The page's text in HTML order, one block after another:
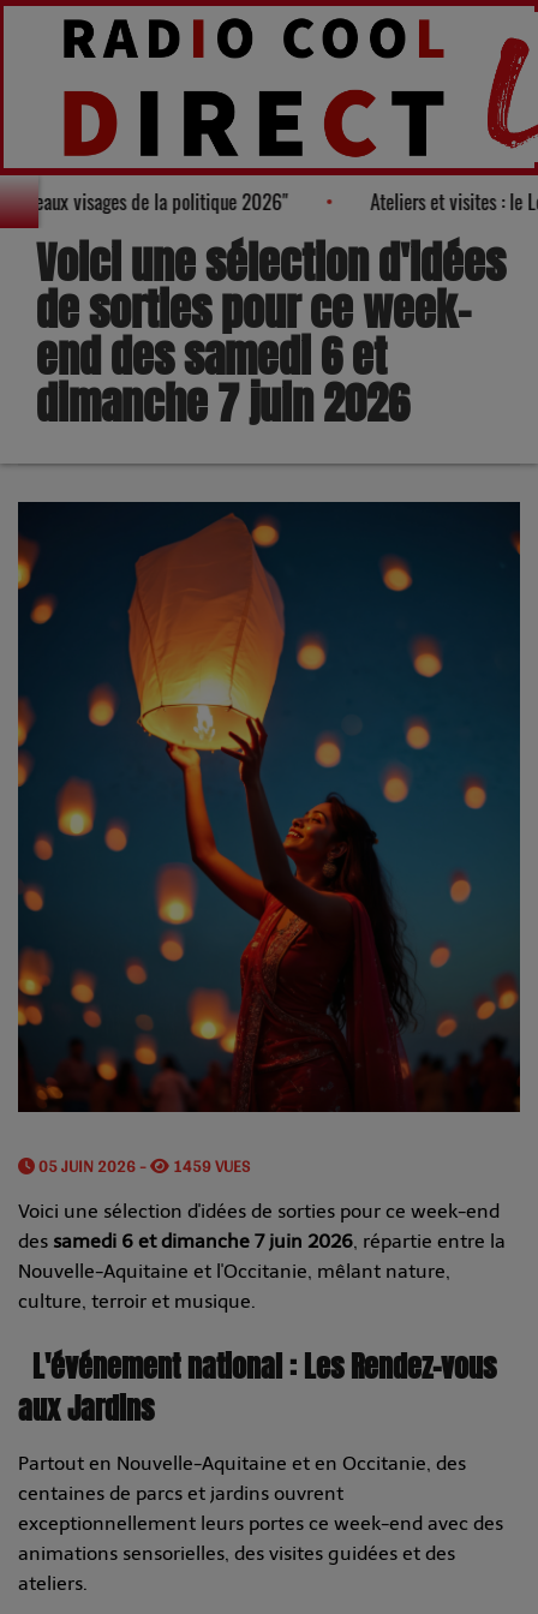
des "100 nouveaux visages de la politique 2026"
Voici une sélection d'idées
de sorties pour ce week-
end des samedi 6 et
dimanche 7 juin 2026
05 JUIN 2026 - 1459 VUES
Voici une sélection d'idées de sorties pour ce week-end
des samedi 6 et dimanche 7 juin 2026 , répartie entre la
Nouvelle-Aquitaine et l'Occitanie, mêlant nature,
culture, terroir et musique.
L'événement national : Les Rendez-vous
aux Jardins
Partout en Nouvelle-Aquitaine et en Occitanie, des
centaines de parcs et jardins ouvrent
exceptionnellement leurs portes ce week-end avec des
animations sensorielles, des visites guidées et des
ateliers.